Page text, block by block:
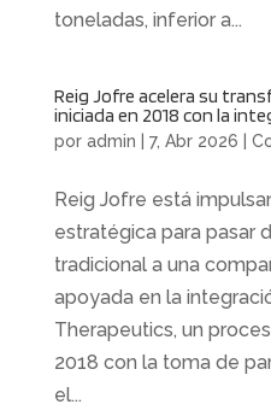
toneladas, inferior a...
Reig Jofre acelera su
iniciada en 2018 con la
por admin 7, Abr 2026
Reig Jofre está
estratégica para pasar
tradicional a una
apoyada en la
Therapeutics, un
2018 con la toma de
el...